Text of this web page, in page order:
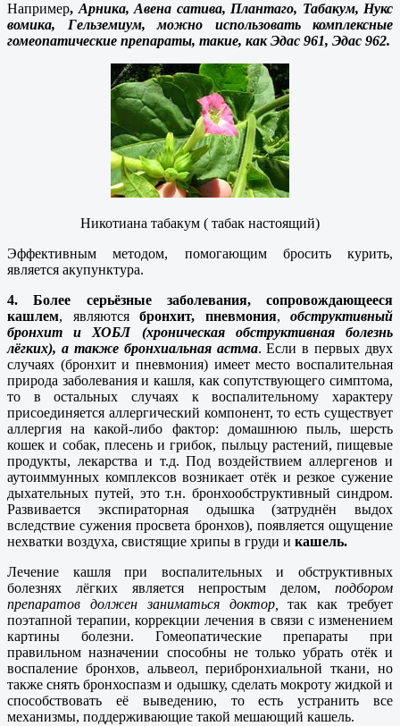
Например, Арника, Авена сатива, Плантаго, Табакум, Нукс
вомика, Гельземиум, можно использовать комплексные
гомеопатические препараты, такие, как Эдас 961, Эдас 962.
Никотиана табакум ( табак настоящий)
Эффективным методом, помогающим бросить курить,
является акупунктура.
4. Более серьёзные заболевания,
сопровождающееся
кашлем, являются бронхит, пневмония, обструктивный
бронхит и ХОБЛ (хроническая обструктивная болезнь
лёгких), а также бронхиальная астма. Если в первых двух
случаях (бронхит и пневмония) имеет место воспалительная
природа заболевания и кашля, как сопутствующего симптома,
то в остальных случаях к воспалительному характеру
присоединяется аллергический компонент, то есть существует
аллергия на какой-либо фактор: домашнюю пыль, шерсть
кошек и собак, плесень и грибок, пыльцу растений, пищевые
продукты, лекарства и т.д. Под воздействием аллергенов и
аутоиммунных комплексов возникает отёк и резкое сужение
дыхательных путей, это т.н. бронхообструктивный синдром.
Развивается экспираторная одышка (затруднён выдох
вследствие сужения просвета бронхов), появляется ощущение
нехватки воздуха, свистящие хрипы в груди и кашель.
Лечение кашля при воспалительных и обструктивных
болезнях лёгких является непростым делом, подбором
препаратов должен заниматься доктор,
так как требует
поэтапной терапии, коррекции лечения в связи с изменением
картины болезни. Гомеопатические препараты при
правильном назначении способны не только убрать отёк и
воспаление бронхов, альвеол, перибронхиальной ткани, но
также снять бронхоспазм и одышку, сделать мокроту жидкой и
способствовать её выведению, то есть устранить все
механизмы, поддерживающие такой мешающий кашель.